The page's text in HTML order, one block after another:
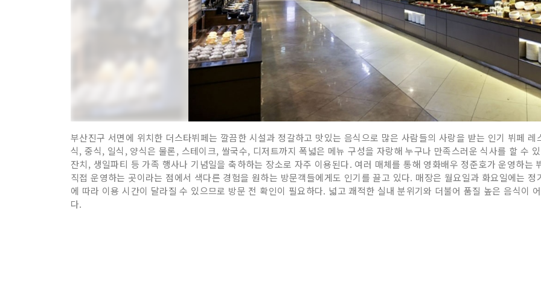
부산진구 서면에 위치한 더스타뷔페는 깔끔한 시설과 정갈하고 맛있는 음식으로 많은 사람들의 사랑을 받는 인기 뷔페
식, 중식, 일식, 양식은 물론, 스테이크, 쌀국수, 디저트까지 폭넓은 메뉴 구성을 자랑해 누구나 만족스러운 식사를 할 수
잔치, 생일파티 등 가족 행사나 기념일을 축하하는 장소로 자주 이용된다. 여러 매체를 통해 영화배우 정준호가 운영하는
직접 운영하는 곳이라는 점에서 색다른 경험을 원하는 방문객들에게도 인기를 끌고 있다. 매장은 월요일과 화요일에는
에 따라 이용 시간이 달라질 수 있으므로 방문 전 확인이 필요하다. 넓고 쾌적한 실내 분위기와 더불어 품질 높은 음식이
다.